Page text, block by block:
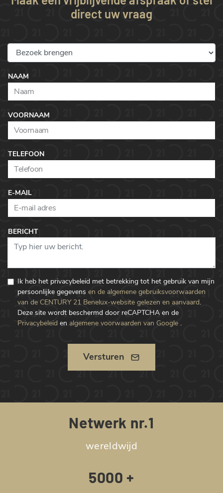
direct uw vraag
NAAM
VOORNAAM
TELEFOON
E-MAIL
BERICHT
Ik heb het privacybeleid met betrekking tot het gebruik van mijn
persoonlijke gegevens en de algemene gebruiksvoorwaarden
van de CENTURY 21 Benelux-website gelezen en aanvaard.
Deze site wordt beschermd door reCAPTCHA en de
Privacybeleid en algemene voorwaarden van Google .
Versturen
Netwerk nr.1
wereldwijd
5000 +